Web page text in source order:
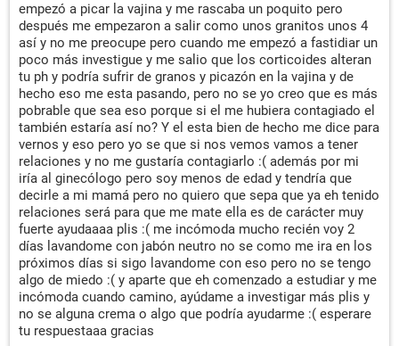
empezó a picar la vajina y me rascaba un poquito pero
después me empezaron a salir como unos granitos unos 4
así y no me preocupe pero cuando me empezó a fastidiar un
poco más investigue y me salio que los corticoides alteran
tu ph y podría sufrir de granos y picazón en la vajina y de
hecho eso me esta pasando, pero no se yo creo que es más
pobrable que sea eso porque si el me hubiera contagiado el
también estaría así no? Y el esta bien de hecho me dice para
vernos y eso pero yo se que si nos vemos vamos a tener
relaciones y no me gustaría contagiarlo :( además por mi
iría al ginecólogo pero soy menos de edad y tendría que
decirle a mi mamá pero no quiero que sepa que ya eh tenido
relaciones será para que me mate ella es de carácter muy
fuerte ayudaaaa plis :( me incómoda mucho recién voy 2
días lavandome con jabón neutro no se como me ira en los
próximos días si sigo lavandome con eso pero no se tengo
algo de miedo :( y aparte que eh comenzado a estudiar y me
incómoda cuando camino, ayúdame a investigar más plis y
no se alguna crema o algo que podría ayudarme :( esperare
tu respuestaaa gracias